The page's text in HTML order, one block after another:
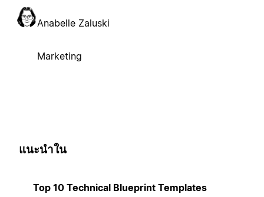
Anabelle Zaluski
Marketing
แนะนำใน
Top 10 Technical Blueprint Templates